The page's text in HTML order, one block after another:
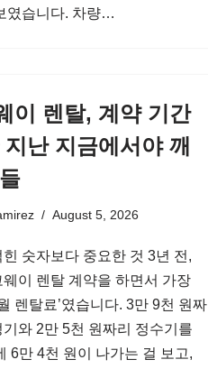
였습니다. 차량…
이 렌탈, 계약 기간
난 지금에서야 깨
August 5, 2026
숫자보다 중요한 것 3년 전,
웨이 렌탈 계약을 하면서 가장
렌탈료’였습니다. 3만 9천 원짜
와 2만 5천 원짜리 정수기를
6만 4천 원이 나가는 걸 보고,